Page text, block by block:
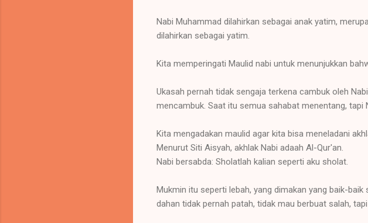
Nabi Muhammad dilahirkan sebagai anak yatim,
dilahirkan sebagai yatim.
Kita memperingati Maulid nabi untuk menunjukkan
Ukasah pernah tidak sengaja terkena cambuk oleh
mencambuk. Saat itu semua sahabat menentang,
Kita mengadakan maulid agar kita bisa meneladani
Menurut Siti Aisyah, akhlak Nabi adaah Al-Qur'an.
Nabi bersabda: Sholatlah kalian seperti aku sholat.
Mukmin itu seperti lebah, yang dimakan yang baik-
dahan tidak pernah patah, tidak mau berbuat salah,